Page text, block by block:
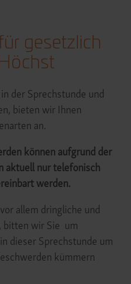
gesetzlich
der Sprechstunde und
bieten wir Ihnen
an.
können aufgrund der
aktuell nur telefonisch
werden.
allem dringliche und
bitten wir Sie um
dieser Sprechstunde um
kümmern